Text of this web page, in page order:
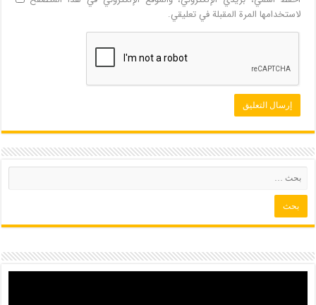
لاستخدامها المرة المقبلة في تعليقي.